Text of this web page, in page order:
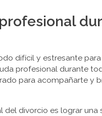
difícil y estresante
profesional durante
para acompañarte y
divorcio es lograr